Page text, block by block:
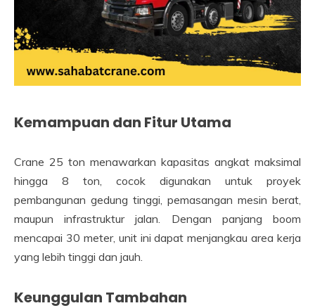
Kemampuan dan Fitur Utama
Crane 25 ton menawarkan kapasitas angkat maksimal
hingga 8 ton, cocok digunakan untuk proyek
pembangunan gedung tinggi, pemasangan mesin berat,
maupun infrastruktur jalan. Dengan panjang boom
mencapai 30 meter, unit ini dapat menjangkau area kerja
yang lebih tinggi dan jauh.
Keunggulan Tambahan